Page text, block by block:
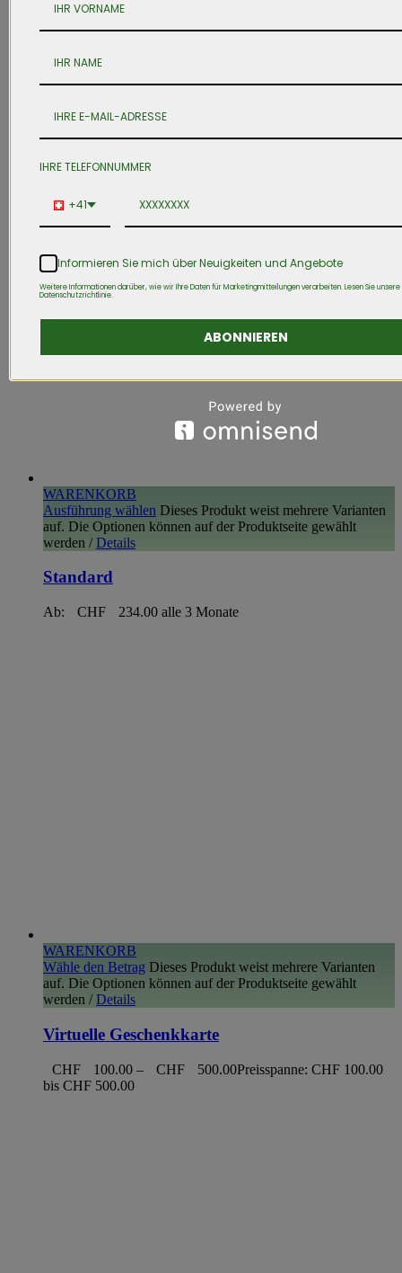
WARENKORB
Ausführung wählen Dieses Produkt weist mehrere Varianten
auf. Die Optionen können auf der Produktseite gewählt
werden / Details
Standard
Ab: CHF 234.00 alle 3 Monate
WARENKORB
Wähle den Betrag Dieses Produkt weist mehrere Varianten
auf. Die Optionen können auf der Produktseite gewählt
werden / Details
Virtuelle Geschenkkarte
CHF 100.00 – CHF 500.00Preisspanne: CHF 100.00
bis CHF 500.00
IHRE TELEFONNUMMER
+41
Informieren Sie mich über Neuigkeiten und Angebote
Weitere Informationen darüber, wie wir Ihre Daten für Marketingmitteilungen verarbeiten. Lesen Sie unsere
Datenschutzrichtlinie.
ABONNIEREN